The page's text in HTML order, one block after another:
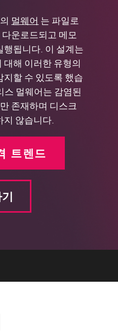
멀웨어 는 파일로
운로드되고 메모
행됩니다. 이 설계는
해 이러한 유형의
지할 수 있도록 했습
스 멀웨어는 감염된
존재하며 디스크
지 않습니다.
트렌드